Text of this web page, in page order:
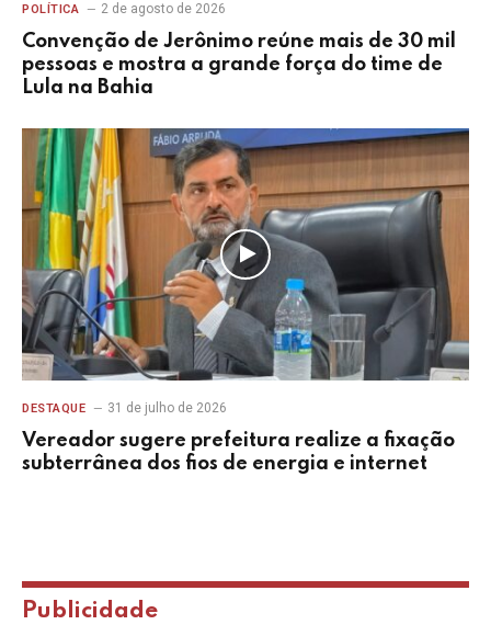
POLÍTICA 2 de agosto de 2026
Convenção de Jerônimo reúne mais de 30 mil
pessoas e mostra a grande força do time de
Lula na Bahia
DESTAQUE 31 de julho de 2026
Vereador sugere prefeitura realize a fixação
subterrânea dos fios de energia e internet
Publicidade